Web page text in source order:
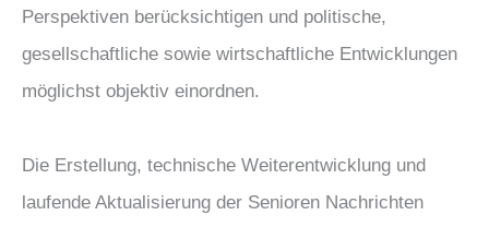
Perspektiven berücksichtigen und politische,
gesellschaftliche sowie wirtschaftliche Entwicklungen
möglichst objektiv einordnen.
Die Erstellung, technische Weiterentwicklung und
laufende Aktualisierung der Senioren Nachrichten